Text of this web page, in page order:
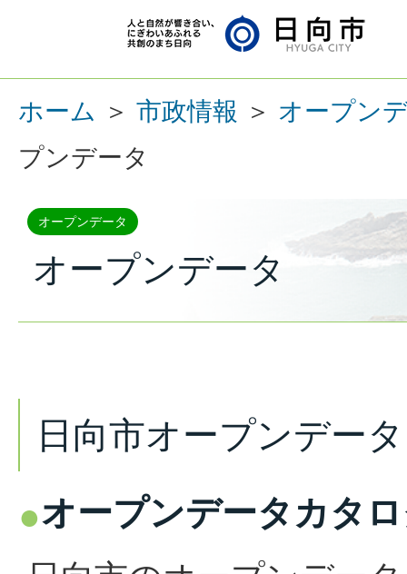
ホーム ＞ 市政情報 ＞ オープン
プンデータ
オープンデータ
オープンデータ
日向市オープンデータ
オープンデータカタ